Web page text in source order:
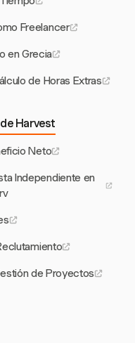
Freelancer
en Grecia
de Horas Extras
Harvest
Neto
Independiente en
de Proyectos